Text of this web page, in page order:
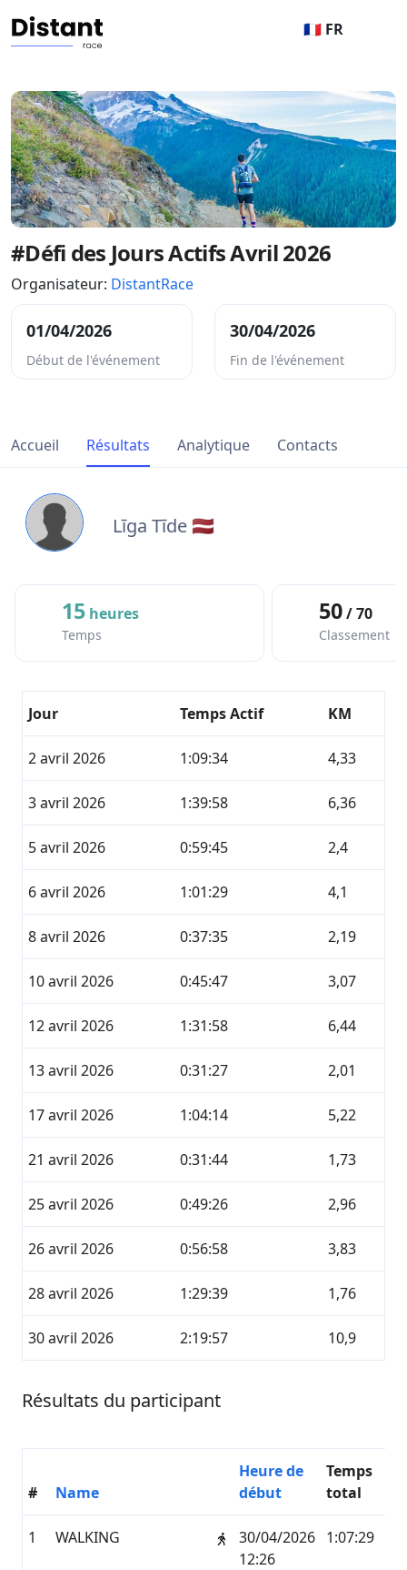
🇫🇷 FR
#Défi des Jours Actifs Avril 2026
Organisateur: DistantRace
01/04/2026
Début de l'événement
30/04/2026
Fin de l'événement
Accueil Résultats Analytique Contacts
Līga Tīde 🇱🇻
15 heures
Temps
50/ 70
Classement
Jour Temps Actif KM
2 avril 2026 1:09:34 4,33
3 avril 2026 1:39:58 6,36
5 avril 2026 0:59:45 2,4
6 avril 2026 1:01:29 4,1
8 avril 2026 0:37:35 2,19
10 avril 2026 0:45:47 3,07
12 avril 2026 1:31:58 6,44
13 avril 2026 0:31:27 2,01
17 avril 2026 1:04:14 5,22
21 avril 2026 0:31:44 1,73
25 avril 2026 0:49:26 2,96
26 avril 2026 0:56:58 3,83
28 avril 2026 1:29:39 1,76
30 avril 2026 2:19:57 10,9
Résultats du participant
# Name
Heure de
début
Temps
total
1 WALKING
30/04/2026
12:26
1:07:29